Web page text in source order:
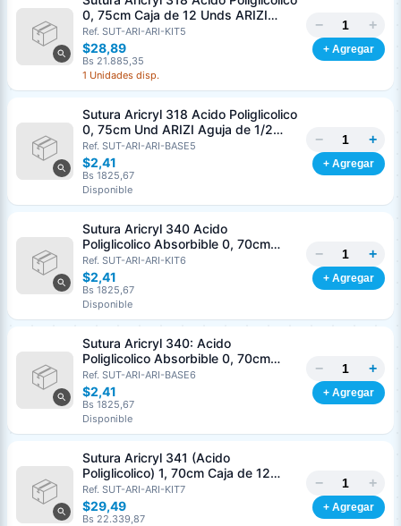
0, 75cm Caja de 12 Unds ARIZI
Aguja de 1/2 Punta Cónica 26mm
Ref. SUT-ARI-ARI-KIT5
$28,89
Bs 21.885,35
1 Unidades disp.
− +
+ Agregar
Sutura Aricryl 318 Acido Poliglicolico
0, 75cm Und ARIZI Aguja de 1/2
Punta Cónica 26mm
Ref. SUT-ARI-ARI-BASE5
$2,41
Bs 1825,67
Disponible
− +
+ Agregar
Sutura Aricryl 340 Acido
Poliglicolico Absorbible 0, 70cm
Caja de 12 Unds ARIZI Aguja de 1/2
Punta Cónica 36mm
Ref. SUT-ARI-ARI-KIT6
$2,41
Bs 1825,67
Disponible
− +
+ Agregar
Sutura Aricryl 340: Acido
Poliglicolico Absorbible 0, 70cm
Und ARIZI Aguja de 1/2 Punta
Cónica 36mm
Ref. SUT-ARI-ARI-BASE6
$2,41
Bs 1825,67
Disponible
− +
+ Agregar
Sutura Aricryl 341 (Acido
Poliglicolico) 1, 70cm Caja de 12
Unds ARIZI Aguja de 1/2 Circulo
Punta Conica 36mm
Ref. SUT-ARI-ARI-KIT7
$29,49
Bs 22.339,87
− +
+ Agregar
Generar cotización
Completá los datos para emitir el PDF
Nombre o razón social
Cédula o RIF*
Teléfono (opcional)
Email (opcional)
Cancelar
Clave